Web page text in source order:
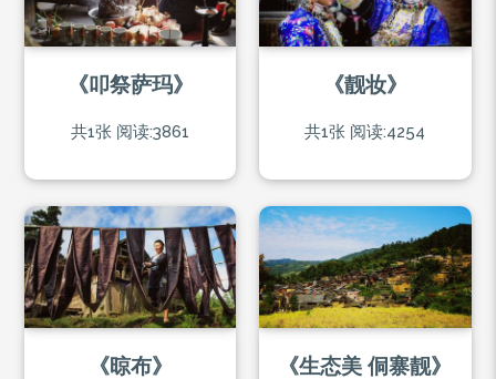
《叩祭萨玛》
共1张 阅读:3861
《靓妆》
共1张 阅读:4254
《晾布》 《生态美 侗寨靓》